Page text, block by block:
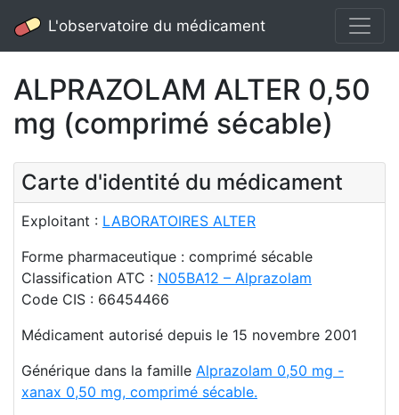
L'observatoire du médicament
ALPRAZOLAM ALTER 0,50
mg (comprimé sécable)
Carte d'identité du médicament
Exploitant : LABORATOIRES ALTER
Forme pharmaceutique : comprimé sécable
Classification ATC : N05BA12 – Alprazolam
Code CIS : 66454466
Médicament autorisé depuis le 15 novembre 2001
Générique dans la famille Alprazolam 0,50 mg -
xanax 0,50 mg, comprimé sécable.